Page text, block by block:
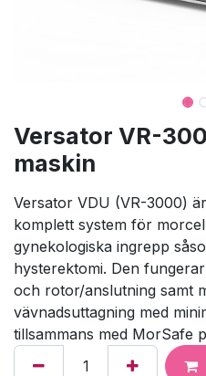
Versator VR-
maskin
Versator VDU (VR-3000)
komplett system för
gynekologiska ingrepp
hysterektomi. Den
och rotor/anslutning samt
vävnadsuttagning med
tillsammans med MorSafe